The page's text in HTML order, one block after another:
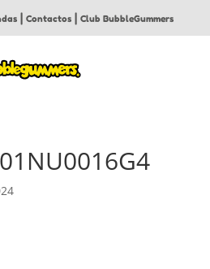
|Contactos |Club BubbleGummers